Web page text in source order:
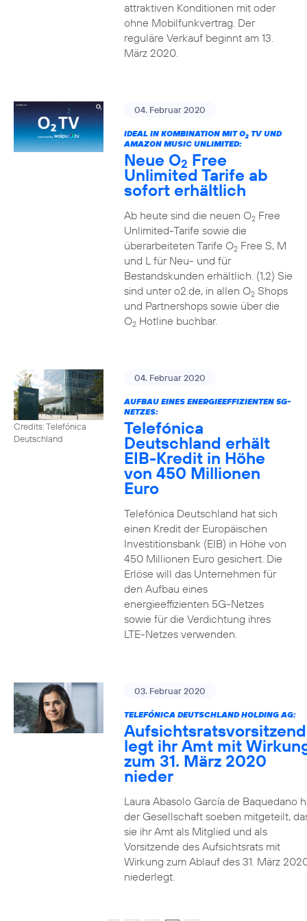
attraktiven Konditionen mit oder
ohne Mobilfunkvertrag. Der
reguläre Verkauf beginnt am 13.
März 2020.
04. Februar 2020
IDEAL IN KOMBINATION MIT O2TV UND
AMAZON MUSIC UNLIMITED:
Neue O2 Free
Unlimited Tarife ab
sofort erhältlich
Ab heute sind die neuen O2Free
Unlimited-Tarife sowie die
überarbeiteten Tarife O2Free S, M
und L für Neu- und für
Bestandskunden erhältlich. (1,2) Sie
sind unter o2.de, in allen O2Shops
und Partnershops sowie über die
O2Hotline buchbar.
Credits: Telefónica
Deutschland
04. Februar 2020
AUFBAU EINES ENERGIEEFFIZIENTEN 5G-
NETZES:
Telefónica
Deutschland erhält
EIB-Kredit in Höhe
von 450 Millionen
Euro
Telefónica Deutschland hat sich
einen Kredit der Europäischen
Investitionsbank (EIB) in Höhe von
450 Millionen Euro gesichert. Die
Erlöse will das Unternehmen für
den Aufbau eines
energieeffizienten 5G-Netzes
sowie für die Verdichtung ihres
LTE-Netzes verwenden.
03. Februar 2020
TELEFÓNICA DEUTSCHLAND HOLDING AG:
legt ihr Amt mit
zum 31. März 2020
nieder
Laura Abasolo García de Baquedano
der Gesellschaft soeben mitgeteilt,
sie ihr Amt als Mitglied und als
Vorsitzende des Aufsichtsrats mit
Wirkung zum Ablauf des 31. März
niederlegt.